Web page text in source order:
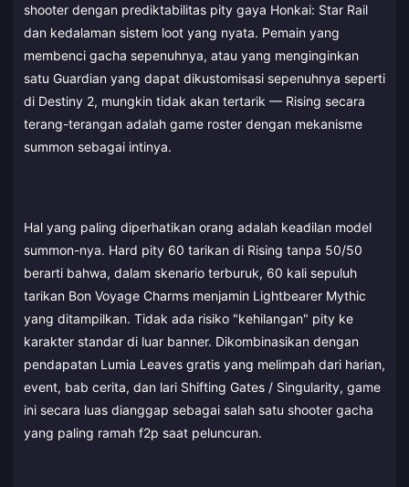
shooter dengan prediktabilitas pity gaya Honkai: Star Rail
dan kedalaman sistem loot yang nyata. Pemain yang
membenci gacha sepenuhnya, atau yang menginginkan
satu Guardian yang dapat dikustomisasi sepenuhnya seperti
di Destiny 2, mungkin tidak akan tertarik — Rising secara
terang-terangan adalah game roster dengan mekanisme
summon sebagai intinya.
Hal yang paling diperhatikan orang adalah keadilan model
summon-nya. Hard pity 60 tarikan di Rising tanpa 50/50
berarti bahwa, dalam skenario terburuk, 60 kali sepuluh
tarikan Bon Voyage Charms menjamin Lightbearer Mythic
yang ditampilkan. Tidak ada risiko "kehilangan" pity ke
karakter standar di luar banner. Dikombinasikan dengan
pendapatan Lumia Leaves gratis yang melimpah dari harian,
event, bab cerita, dan lari Shifting Gates / Singularity, game
ini secara luas dianggap sebagai salah satu shooter gacha
yang paling ramah f2p saat peluncuran.